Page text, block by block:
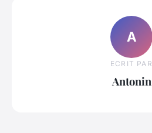
A
ECRIT PAR
Antonin